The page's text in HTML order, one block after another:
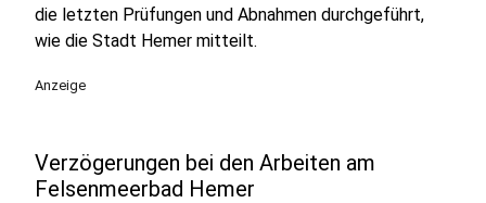
die letzten Prüfungen und Abnahmen durchgeführt,
wie die Stadt Hemer mitteilt.
Anzeige
Verzögerungen bei den Arbeiten am
Felsenmeerbad Hemer